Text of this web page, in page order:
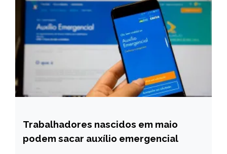
BRASIL
NOTÍCIAS
Trabalhadores nascidos em maio
podem sacar auxílio emergencial